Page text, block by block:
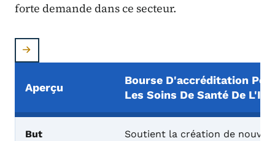
forte demande dans ce secteur.
Subvention pour le pipeline de soins de santé de
Aperçu
Bourse D'accréditation
Les Soins De Santé De
But
Soutient la création de